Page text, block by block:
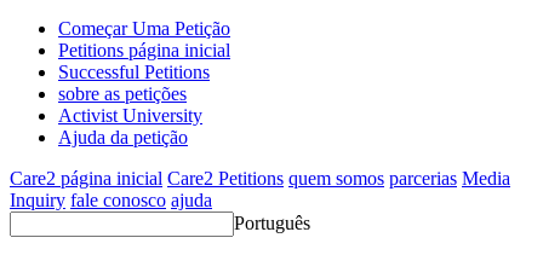
Começar Uma Petição
Petitions página inicial
Successful Petitions
sobre as petições
Activist University
Ajuda da petição
Care2 página inicial Care2 Petitions quem somos parcerias Media
Inquiry fale conosco ajuda
Português